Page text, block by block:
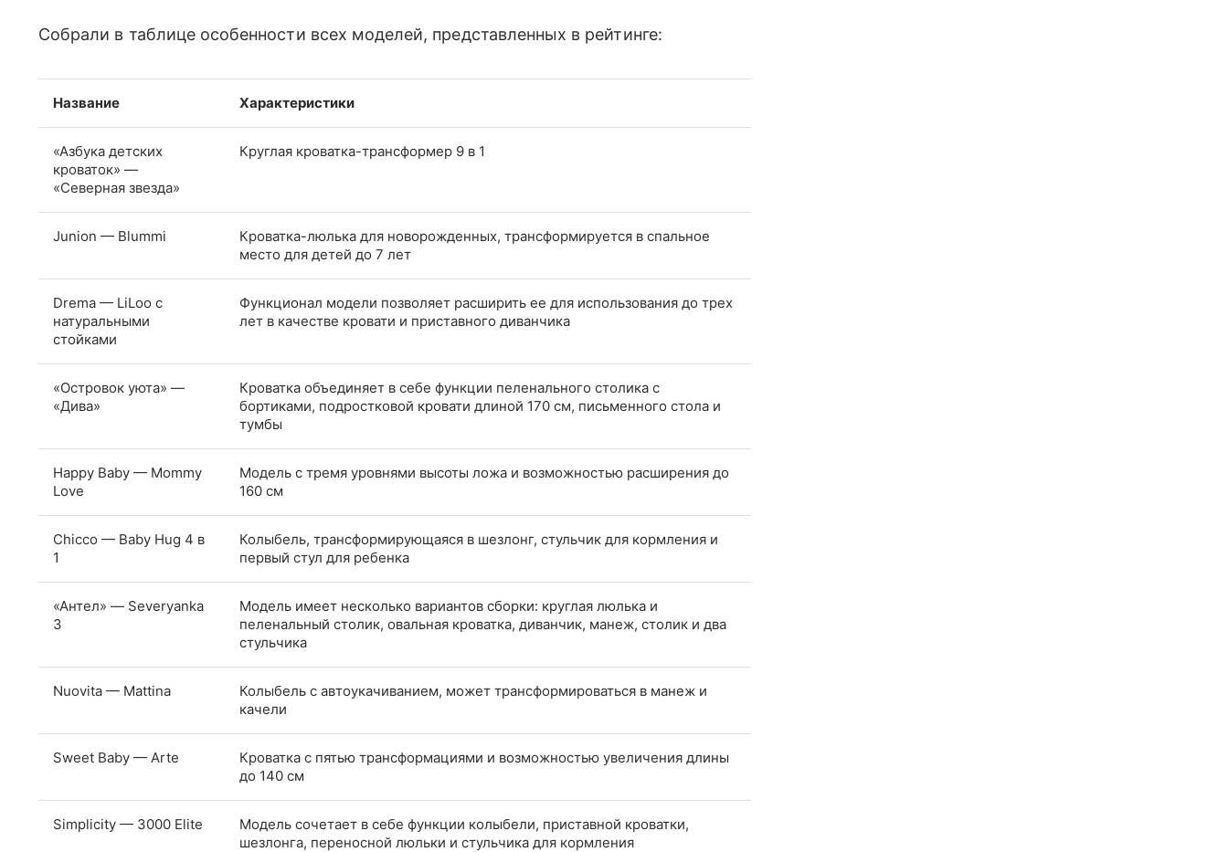
Собрали в таблице особенности всех моделей, представленных в рейтинге:
Название Характеристики
«Азбука детских
кроваток» —
«Северная звезда»
Круглая кроватка-трансформер 9 в 1
Junion — Blummi
Кроватка-люлька для новорожденных, трансформируется в спальное
место для детей до 7 лет
Drema — LiLoo с
натуральными
стойками
Функционал модели позволяет расширить ее для использования до трех
лет в качестве кровати и приставного диванчика
«Островок уюта» —
«Дива»
Кроватка объединяет в себе функции пеленального столика с
бортиками, подростковой кровати длиной 170 см, письменного стола и
тумбы
Happy Baby — Mommy
Love
Модель с тремя уровнями высоты ложа и возможностью расширения до
160 см
Chicco — Baby Hug 4 в
1
Колыбель, трансформирующаяся в шезлонг, стульчик для кормления и
первый стул для ребенка
«Антел» — Severyanka
3
Модель имеет несколько вариантов сборки: круглая люлька и
пеленальный столик, овальная кроватка, диванчик, манеж, столик и два
стульчика
Nuovita — Mattina
Колыбель с автоукачиванием, может трансформироваться в манеж и
качели
Sweet Baby — Arte
Кроватка с пятью трансформациями и возможностью увеличения длины
до 140 см
Simplicity — 3000 Elite
Модель сочетает в себе функции колыбели, приставной кроватки,
шезлонга, переносной люльки и стульчика для кормления